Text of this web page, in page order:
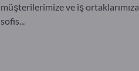
müşterilerimize ve iş ortaklarımıza
sofis...